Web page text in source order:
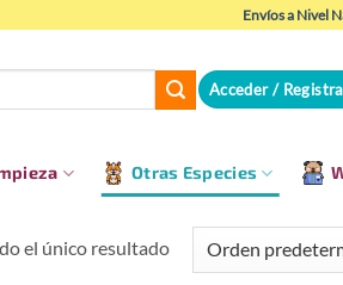
Envíos a Nivel
Acceder /
Otras Especies
el único resultado